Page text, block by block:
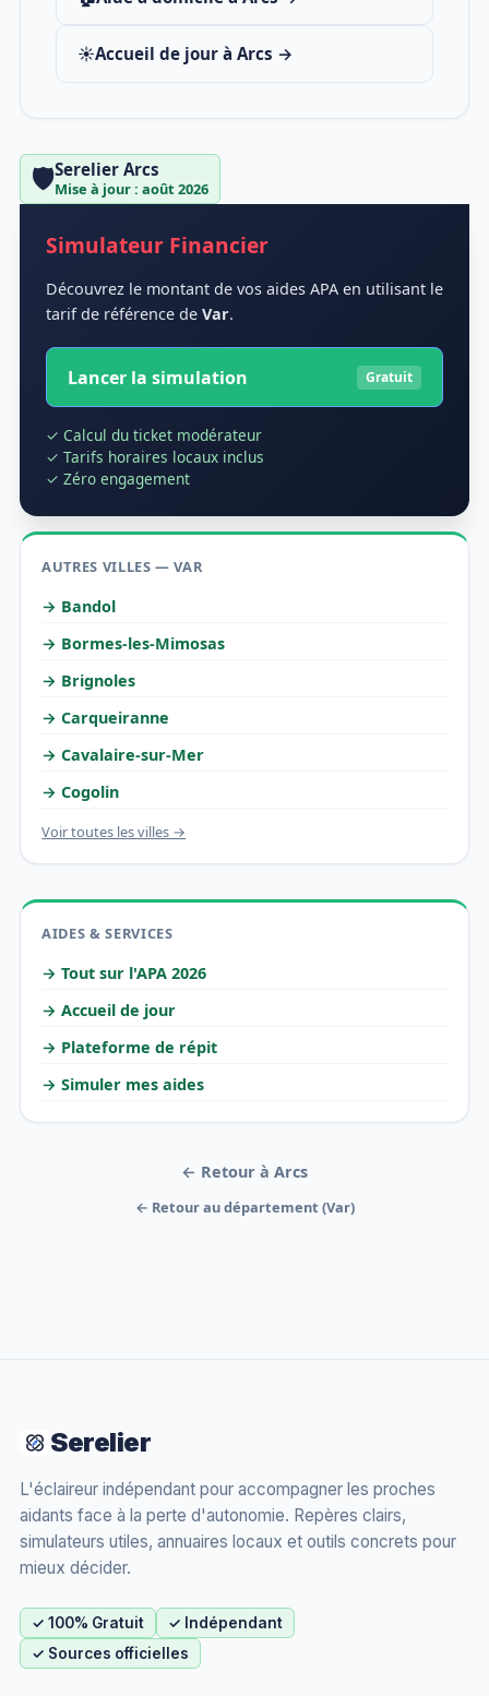
☀️Accueil de jour à Arcs →
🛡️Serelier Arcs
Mise à jour : août 2026
Simulateur Financier
Découvrez le montant de vos aides APA en utilisant le
tarif de référence de Var.
Lancer la simulation Gratuit
✓ Calcul du ticket modérateur
✓ Tarifs horaires locaux inclus
✓ Zéro engagement
AUTRES VILLES — VAR
→ Bandol
→ Bormes-les-Mimosas
→ Brignoles
→ Carqueiranne
→ Cavalaire-sur-Mer
→ Cogolin
Voir toutes les villes →
AIDES & SERVICES
→ Tout sur l'APA 2026
→ Accueil de jour
→ Plateforme de répit
→ Simuler mes aides
← Retour à Arcs
← Retour au département (Var)
Serelier
L'éclaireur indépendant pour accompagner les proches
aidants face à la perte d'autonomie. Repères clairs,
simulateurs utiles, annuaires locaux et outils concrets pour
mieux décider.
✓ 100% Gratuit
✓ Indépendant
✓ Sources officielles